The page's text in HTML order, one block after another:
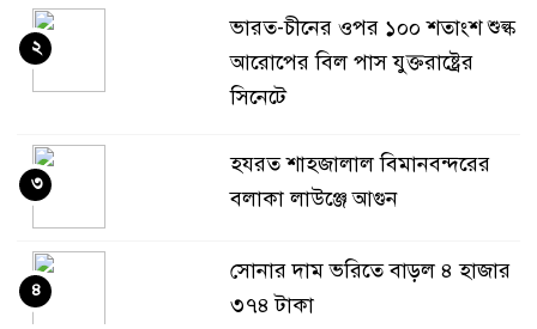
ভারত-চীনের ওপর ১০০ শতাংশ শুল্ক
আরোপের বিল পাস যুক্তরাষ্ট্রের
সিনেটে
২
হযরত শাহজালাল বিমানবন্দরের
বলাকা লাউঞ্জে আগুন
৩
সোনার দাম ভরিতে বাড়ল ৪ হাজার
৩৭৪ টাকা
৪